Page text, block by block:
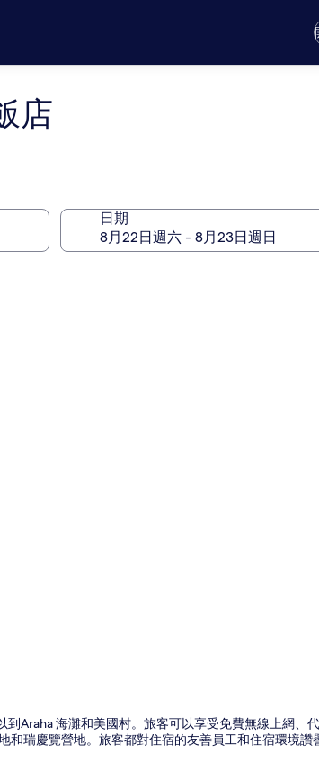
店
日期
到Araha 海灘和美國村。旅客可以享受免費無線上網、
瑞慶覽營地。旅客都對住宿的友善員工和住宿環境讚